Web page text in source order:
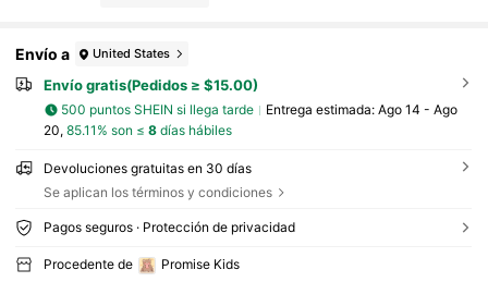
Envío a United States
Envío gratis(Pedidos ≥ $15.00)
500 puntos SHEIN si llega tarde Entrega estimada: Ago 14 - Ago
20, 85.11% son ≤ 8días hábiles
Devoluciones gratuitas en 30 días
Se aplican los términos y condiciones
Pagos seguros · Protección de privacidad
Procedente de
Promise Kids